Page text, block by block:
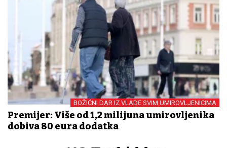
BOŽIĆNI DAR IZ VLADE SVIM UMIROVLJENICIMA
Premijer: Više od 1,2 milijuna umirovljenika
dobiva 80 eura dodatka